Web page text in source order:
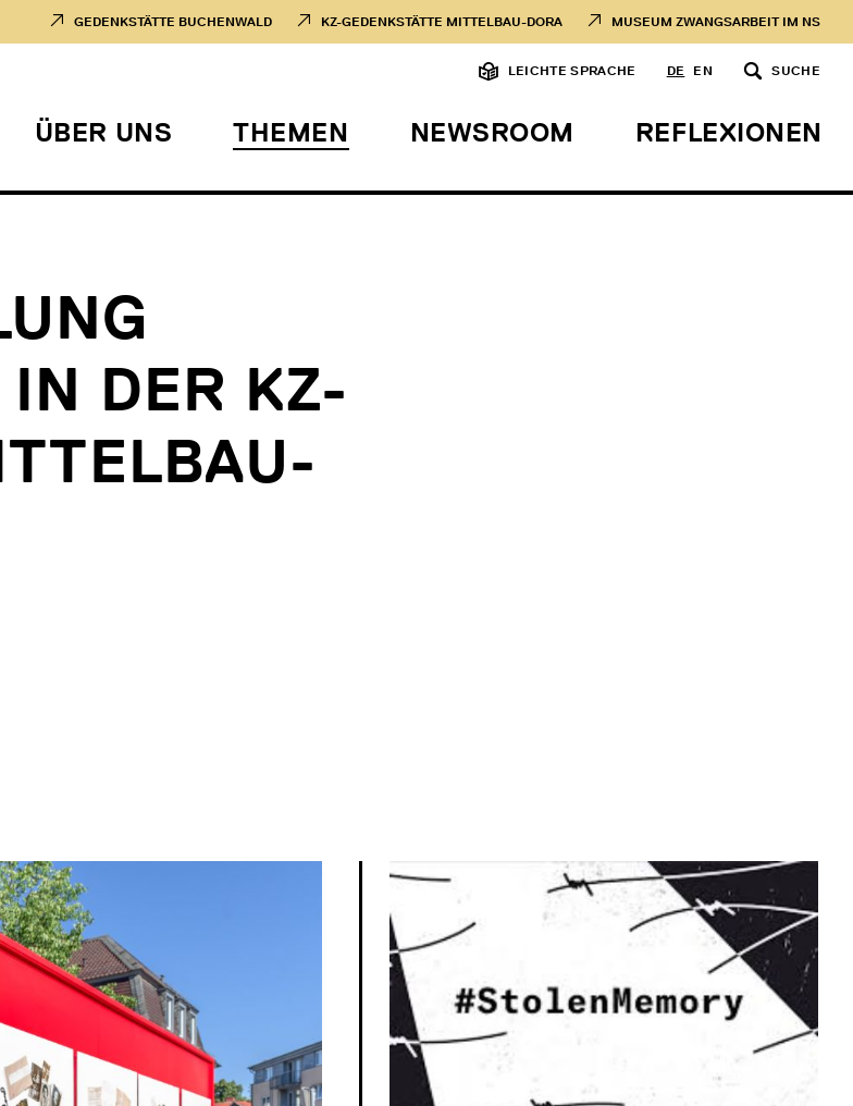
GEDENKSTÄTTE BUCHENWALD KZ-GEDENKSTÄTTE MITTELBAU-DORA MUSEUM ZWANGSARBEIT IM NS
LEICHTE SPRACHE DE EN SUCHE
ÜBER UNS THEMEN NEWSROOM REFLEXIONEN
DER KZ-